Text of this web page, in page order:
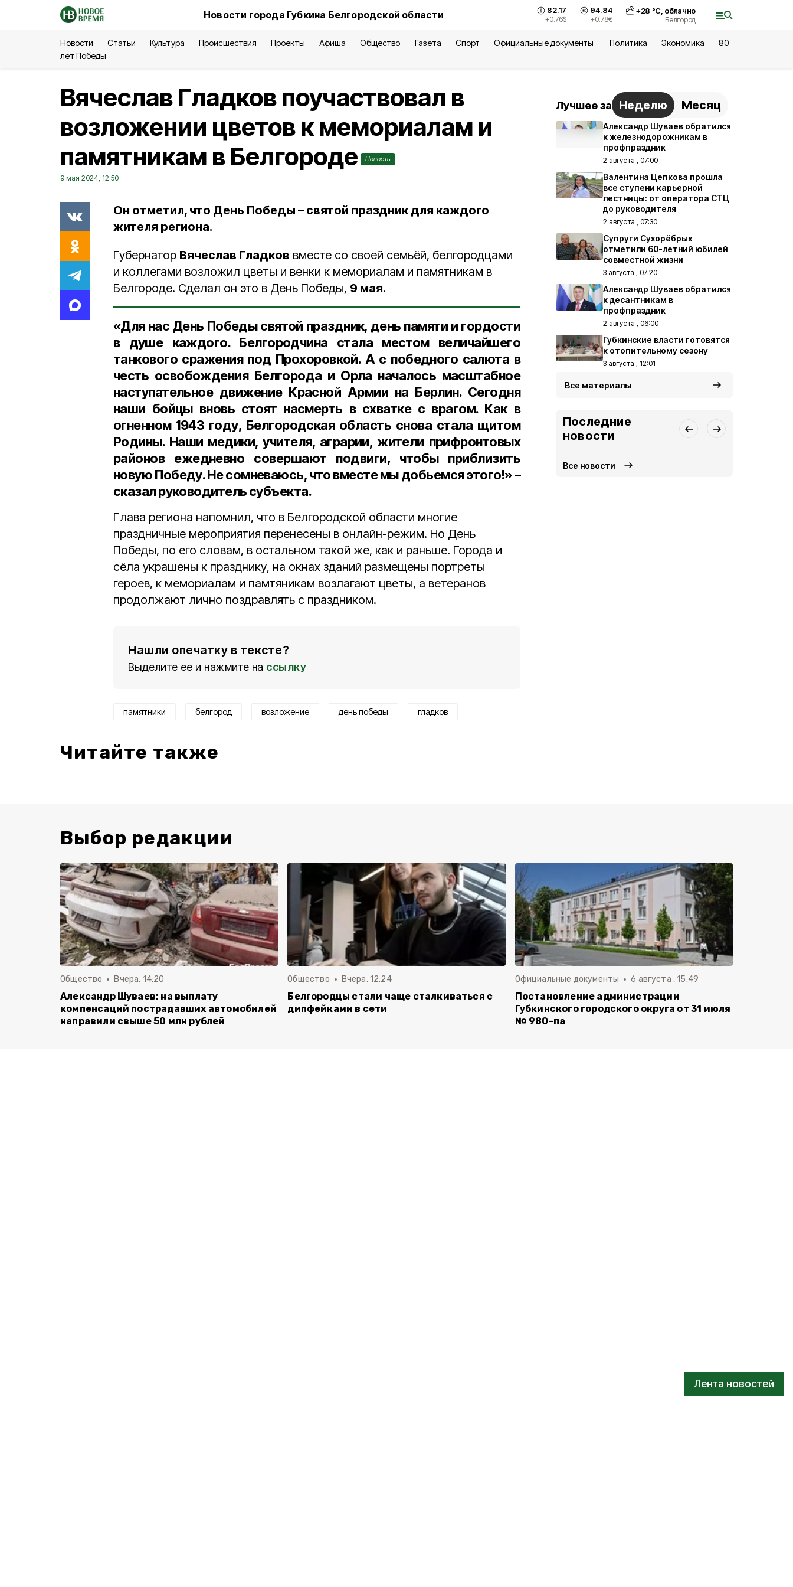
Новости города Губкина Белгородской области 82.17
+0.76$
94.84
+0.78€
+28 °С, облачно
Белгород
Новости Статьи Культура Происшествия Проекты Афиша Общество Газета Спорт Официальные документы Политика Экономика
80
лет Победы
Лента новостей
Вячеслав Гладков поучаствовал в
возложении цветов к мемориалам и
памятникам в Белгороде
Новость
9 мая 2024, 12:50
Он отметил, что День Победы – святой праздник для каждого
жителя региона.
Губернатор Вячеслав Гладков вместе со своей семьёй, белгородцами
и коллегами возложил цветы и венки к мемориалам и памятникам в
Белгороде. Сделал он это в День Победы, 9 мая.
«Для нас День Победы святой праздник, день памяти и гордости
в душе каждого. Белгородчина стала местом величайшего
танкового сражения под Прохоровкой. А с победного салюта в
честь освобождения Белгорода и Орла началось масштабное
наступательное движение Красной Армии на Берлин. Сегодня
наши бойцы вновь стоят насмерть в схватке с врагом. Как в
огненном 1943 году, Белгородская область снова стала щитом
Родины. Наши медики, учителя, аграрии, жители прифронтовых
районов ежедневно совершают подвиги, чтобы приблизить
новую Победу. Не сомневаюсь, что вместе мы добьемся этого!» –
сказал руководитель субъекта.
Глава региона напомнил, что в Белгородской области многие
праздничные мероприятия перенесены в онлайн-режим. Но День
Победы, по его словам, в остальном такой же, как и раньше. Города и
сёла украшены к празднику, на окнах зданий размещены портреты
героев, к мемориалам и памтяникам возлагают цветы, а ветеранов
продолжают лично поздравлять с праздником.
Нашли опечатку в тексте?
Выделите ее и нажмите на ссылку
памятники белгород возложение день победы гладков
Читайте также
Лучшее за Неделю Месяц
Александр Шуваев обратился
к железнодорожникам в
профпраздник
2 августа , 07:00
Валентина Цепкова прошла
все ступени карьерной
лестницы: от оператора СТЦ
до руководителя
2 августа , 07:30
Супруги Сухорёбрых
отметили 60-летний юбилей
совместной жизни
3 августа , 07:20
Александр Шуваев обратился
к десантникам в
профпраздник
2 августа , 06:00
Губкинские власти готовятся
к отопительному сезону
3 августа , 12:01
Все материалы
Последние
новости
Все новости
Выбор редакции
Общество Вчера, 14:20
Александр Шуваев: на выплату
компенсаций пострадавших автомобилей
направили свыше 50 млн рублей
Общество Вчера, 12:24
Белгородцы стали чаще сталкиваться с
дипфейками в сети
Официальные документы 6 августа , 15:49
Постановление администрации
Губкинского городского округа от 31 июля
№ 980-па